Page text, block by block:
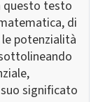
questo testo
di
potenzialità
significato